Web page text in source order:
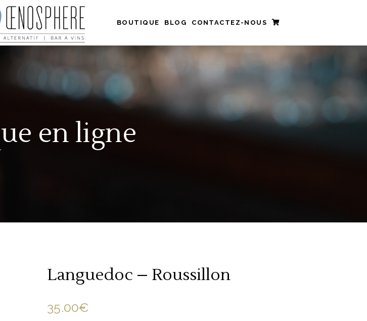
BOUTIQUE BLOG CONTACTEZ-NOUS
en ligne
Languedoc – Roussillon
35.00€